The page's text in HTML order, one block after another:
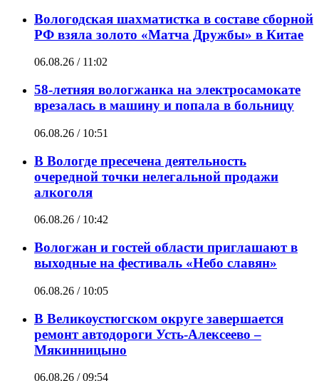
Вологодская шахматистка в составе сборной
РФ взяла золото «Матча Дружбы» в Китае
06.08.26 / 11:02
58-летняя вологжанка на электросамокате
врезалась в машину и попала в больницу
06.08.26 / 10:51
В Вологде пресечена деятельность
очередной точки нелегальной продажи
алкоголя
06.08.26 / 10:42
Вологжан и гостей области приглашают в
выходные на фестиваль «Небо славян»
06.08.26 / 10:05
В Великоустюгском округе завершается
ремонт автодороги Усть-Алексеево –
Мякинницыно
06.08.26 / 09:54